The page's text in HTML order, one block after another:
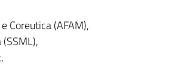
Coreutica (AFAM),